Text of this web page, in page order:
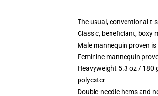
The usual, conventional t-
Classic, beneficiant, boxy
Male mannequin proven
Feminine mannequin
Heavyweight 5.3 oz / 180
polyester
Double-needle hems and